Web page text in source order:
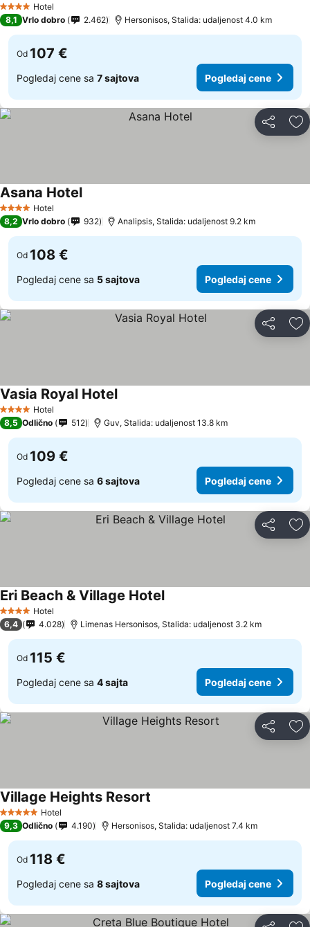
4 ZvezdiceHotel
8,1 Vrlo dobro 2.462 Hersonisos, Stalida: udaljenost 4.0 km
Od 107 €
Pogledaj cene sa 7 sajtova Pogledaj cene
Deli
4 ZvezdiceHotel
Asana Hotel
8,2 Vrlo dobro 932 Analipsis, Stalida: udaljenost 9.2 km
Od 108 €
Pogledaj cene sa 5 sajtova Pogledaj cene
Deli
4 ZvezdiceHotel
Vasia Royal Hotel
8,5 Odlično 512 Guv, Stalida: udaljenost 13.8 km
Od 109 €
Pogledaj cene sa 6 sajtova Pogledaj cene
Deli
4 ZvezdiceHotel
Eri Beach & Village Hotel
6,4 4.028 Limenas Hersonisos, Stalida: udaljenost 3.2 km
Od 115 €
Pogledaj cene sa 4 sajta Pogledaj cene
Deli
5 ZvezdiceHotel
Village Heights Resort
9,3 Odlično 4.190 Hersonisos, Stalida: udaljenost 7.4 km
Od 118 €
Pogledaj cene sa 8 sajtova Pogledaj cene